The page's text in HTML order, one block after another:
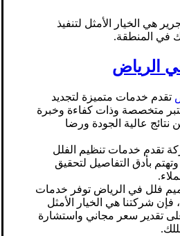
هي الخيار الأمثل لتنفيذ
في المنطقة.
الرياض
تقدم خدمات متميزة لتجديد
متخصصة وذات كفاءة وخبرة
عالية الجودة ورضا
تقدم خدمات تنظيم الفلل
بأدق التفاصيل لتحقيق
فلل في الرياض توفر خدمات
فإن شركتنا هي الخيار الأمثل
تقدير سعر مجاني واستشارة